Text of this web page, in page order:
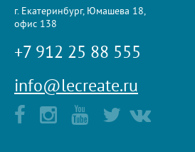
г. Екатеринбург, Юмашева 18,
офис 138
+7 912 25 88 555
info@lecreate.ru